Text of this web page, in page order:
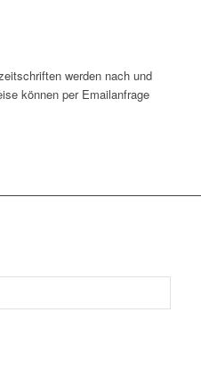
werden nach und
können per Emailanfrage